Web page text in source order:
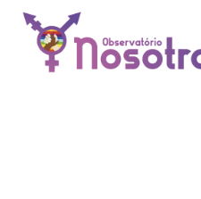
PularEvidências